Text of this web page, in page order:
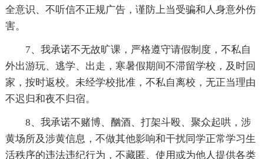
全意识、不听信不正规广告，谨防上当受骗和人身意外伤
害。
7、我承诺不无故旷课，严格遵守请假制度，不私自
外出游玩、逃学、出走，寒暑假期间不滞留学校，及时回
家，按时返校。未经学校批准，不私自离校，无正当理由
不迟归和夜不归宿。
8、我承诺不赌博、酗酒、打架斗殴、聚众起哄，涉
黄场所及涉黄信息，不做其他影响和干扰同学正常学习生
活秩序的违法违纪行为，不藏匿、使用或为他人提供各类